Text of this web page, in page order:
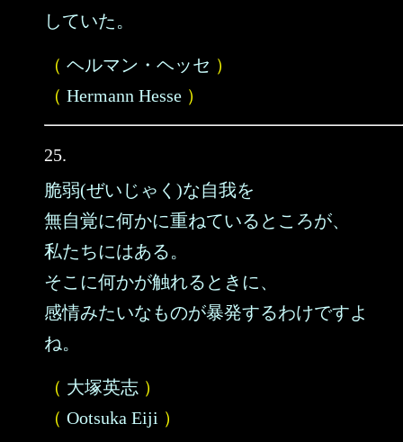
していた。
（ ヘルマン・ヘッセ ）
（ Hermann Hesse ）
25.
脆弱(ぜいじゃく)な自我を
無自覚に何かに重ねているところが、
私たちにはある。
そこに何かが触れるときに、
感情みたいなものが暴発するわけですよ
ね。
（ 大塚英志 ）
（ Ootsuka Eiji ）